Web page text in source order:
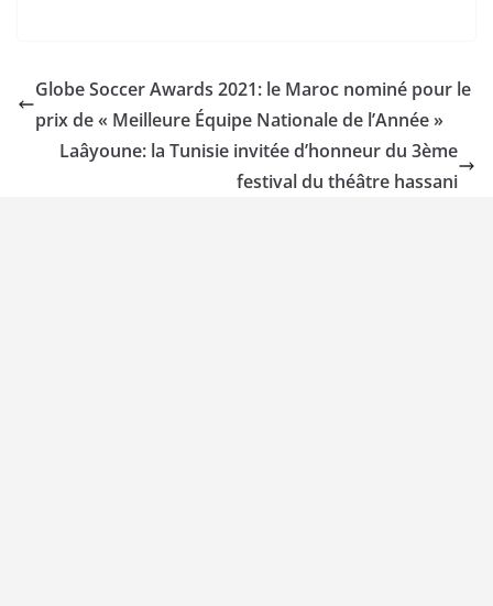
Globe Soccer Awards 2021: le Maroc nominé pour le
prix de « Meilleure Équipe Nationale de l’Année »
Laâyoune: la Tunisie invitée d’honneur du 3ème
festival du théâtre hassani